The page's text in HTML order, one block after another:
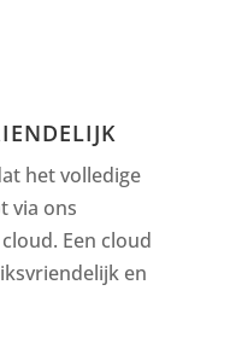
het volledige
via ons
Een cloud
en